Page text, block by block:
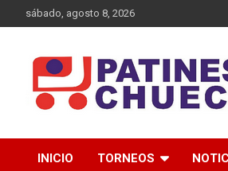
sábado, agosto 8, 2026
Patines y
INICIO TORNEOS